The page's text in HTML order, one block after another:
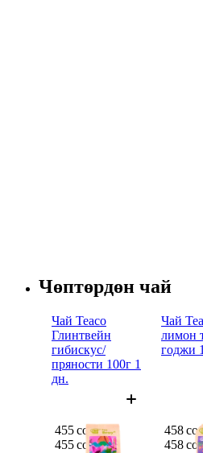
Чөптөрдөн чай
Чай Teaco
Глинтвейн
гибискус/
пряности 100г 1
дн.
455 сом
455 сом
Чай
лимон
годжи
458
458